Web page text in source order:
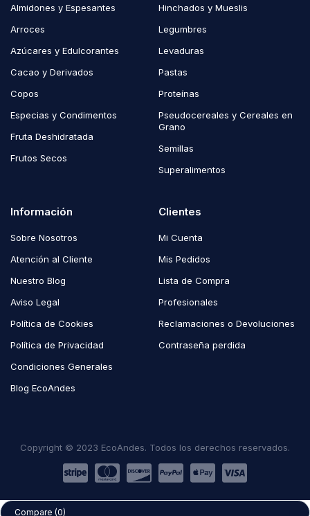
Almidones y Espesantes
Arroces
Azúcares y Edulcorantes
Cacao y Derivados
Copos
Especias y Condimentos
Fruta Deshidratada
Frutos Secos
Hinchados y Mueslis
Legumbres
Levaduras
Pastas
Proteínas
Pseudocereales y Cereales en
Grano
Semillas
Superalimentos
Información
Sobre Nosotros
Atención al Cliente
Nuestro Blog
Aviso Legal
Política de Cookies
Política de Privacidad
Condiciones Generales
Blog EcoAndes
Clientes
Mi Cuenta
Mis Pedidos
Lista de Compra
Profesionales
Reclamaciones o Devoluciones
Contraseña perdida
Copyright © 2023 EcoAndes. Todos los derechos reservados.
Compare (0)